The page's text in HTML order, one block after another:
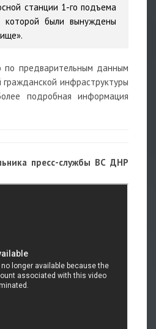
станции 1-го подъема
были вынуждены
по предварительным данным
инфраструктуры
подробная информация
пресс-службы ВС ДНР